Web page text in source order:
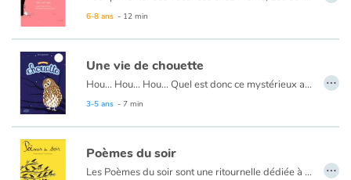
Apprendre les langues
Dyslexie, troubles de la lecture
Nos listes de lecture
Les plus lus
6-8 ans - 12 min
Une vie de chouette
Hou… Hou… Hou… Quel est donc ce mystérieux animal que l’on n’entend qu’à la nuit tombée ? C’est la chouette, pardi ! Avec ces grands yeux ronds, son petit bec crochu et sa tête qui peut quasiment faire un tour sur elle-même, la chouette est un redoutable prédateur ! Les sens en alerte, elle est l’affût du moindre bruit, du moindre mouvement… Petits rongeurs et insectes sont ses mets préférés ! Avec sa famille, la chouette est fidèle et attentionnée. Les couples se forment pour la vie et prennent soin de leur progéniture à tour de rôle. Même si à l’automne, la famille se sépare, les parents se retrouveront au printemps prochain tandis que les petits vivront de leur côté… leur chouette de vie !
3-5 ans - 7 min
…
Poèmes du soir
Les Poèmes du soir sont une ritournelle dédiée à ce qui nous fait peur, ce que l'on ne connaît pas, le minuscule qui grouille sous la terre ou qui farfouille dans le noir quand la nuit est venue, les inquiétudes qui se glissent en nous... Ce sont des poèmes autour du thème du crépuscule et du mystère, de la nuit à la fois effrayante et attirante, avec pour consigne la comptine, le jeu de mots, les allitérations en -oir et en -uit. …